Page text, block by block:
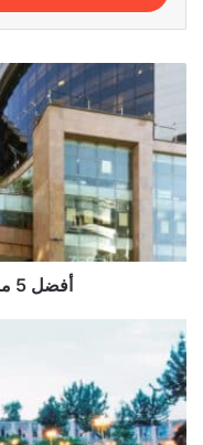
مراكز
تسوق
في
طهران
أفضل 5 مراكز تسوق في طهران
أفضل
7
فنادق
في
أصفهان